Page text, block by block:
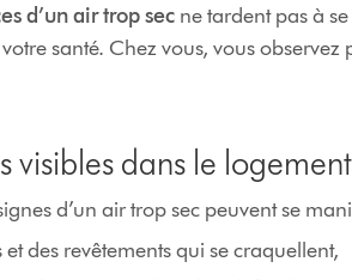
d’un air trop secne tardent pas à
santé. Chez vous, vous observez
visibles dans le logement
d’un air trop sec peuvent se
et des revêtements qui se craquellent,